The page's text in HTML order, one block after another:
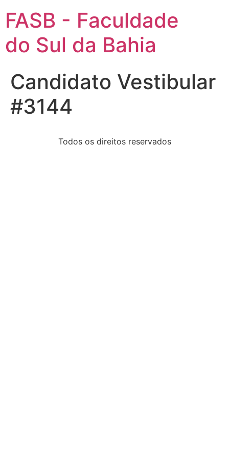
FASB - Faculdade
do Sul da Bahia
Candidato Vestibular
#3144
Todos os direitos reservados